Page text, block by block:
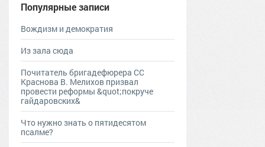
Популярные записи
Вождизм и демократия
Из зала сюда
Почитатель бригадефюрера СС
Краснова В. Мелихов призвал
провести реформы &quot;покруче
гайдаровских&
Что нужно знать о пятидесятом
псалме?